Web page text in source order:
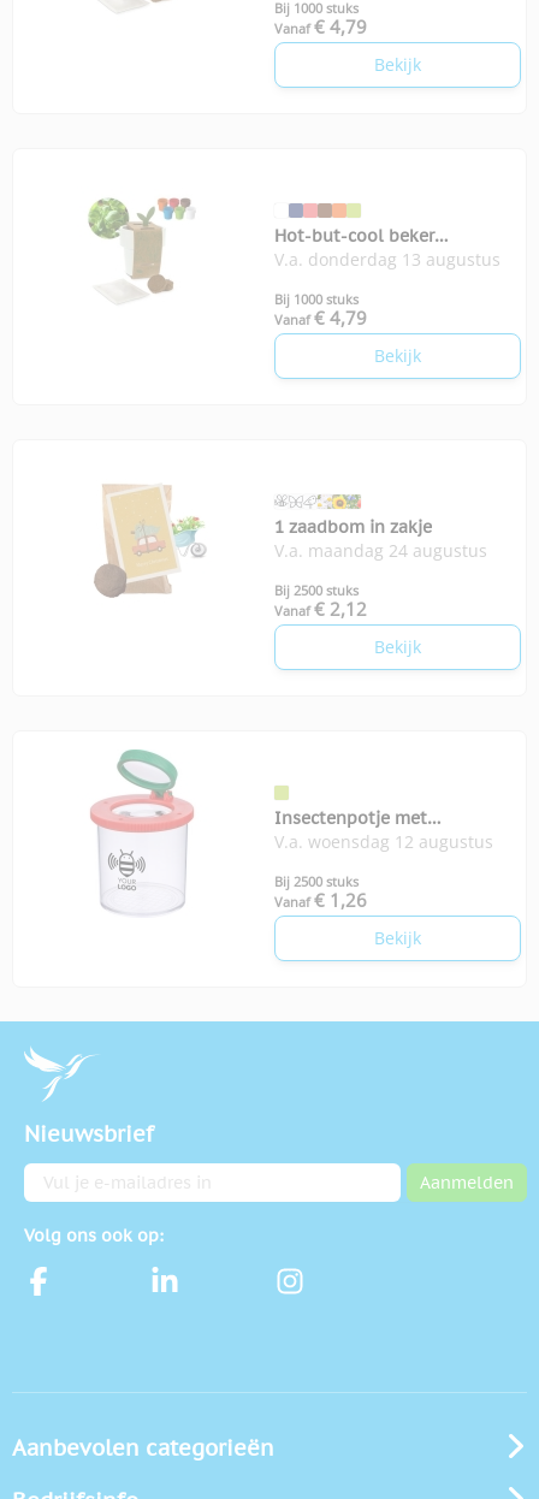
Bij 1000 stuks
Vanaf € 4,79
Bekijk
Hot-but-cool beker
basilicumzaadjes
V.a. donderdag 13 augustus
Bij 1000 stuks
Vanaf € 4,79
Bekijk
1 zaadbom in zakje
V.a. maandag 24 augustus
Bij 2500 stuks
Vanaf € 2,12
Bekijk
Insectenpotje met
vergrootglas
V.a. woensdag 12 augustus
Bij 2500 stuks
Vanaf € 1,26
Bekijk
Nieuwsbrief
E-mailadres Aanmelden
Volg ons ook op:
Aanbevolen categorieën